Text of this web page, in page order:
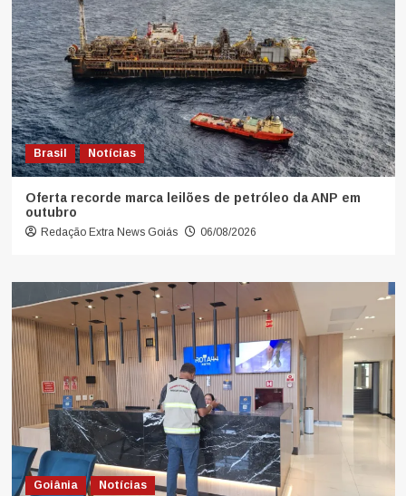
Brasil Notícias
Oferta recorde marca leilões de petróleo da ANP em
outubro
Redação Extra News Goiás 06/08/2026
Goiânia Notícias